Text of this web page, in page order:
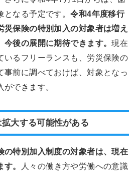
となる予定です。令和4年度移行
災保険の特別加入の対象者は増え
今後の展開に期待できます。現在
いるフリーランスも、労災保険の
事前に調べておけば、対象となっ
できます。
大する可能性がある
の特別加入制度の対象者は、現在
。
人々の働き方や労働への意識